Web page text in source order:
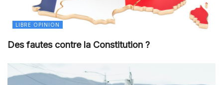
LIBRE OPINION
Des fautes contre la Constitution ?